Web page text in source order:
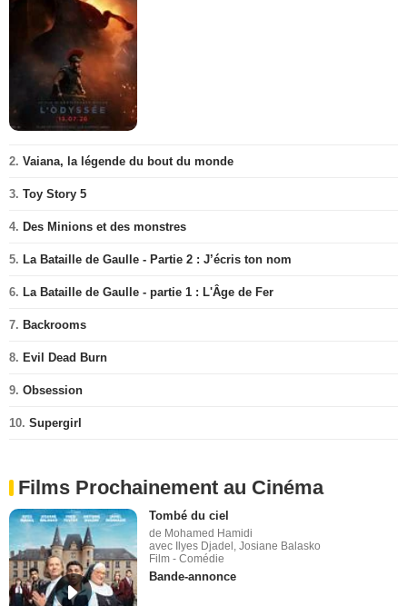
2. Vaiana, la légende du bout du monde
3. Toy Story 5
4. Des Minions et des monstres
5. La Bataille de Gaulle - Partie 2 : J’écris ton nom
6. La Bataille de Gaulle - partie 1 : L'Âge de Fer
7. Backrooms
8. Evil Dead Burn
9. Obsession
10. Supergirl
Films Prochainement au Cinéma
Tombé du ciel
de Mohamed Hamidi
avec Ilyes Djadel, Josiane Balasko
Film - Comédie
Bande-annonce